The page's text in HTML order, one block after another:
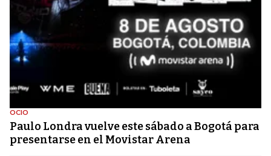
OCIO
Paulo Londra vuelve este sábado a Bogotá para
presentarse en el Movistar Arena